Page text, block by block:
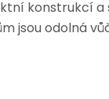
konstrukcí a
jsou odolná